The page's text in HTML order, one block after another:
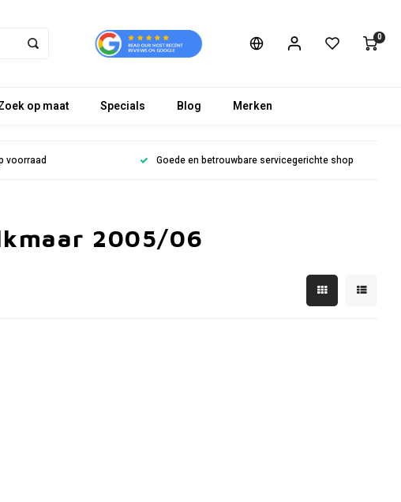
0
op maat Specials Blog Merken
voorraad Goede en betrouwbare servicegerichte shop
2005/06